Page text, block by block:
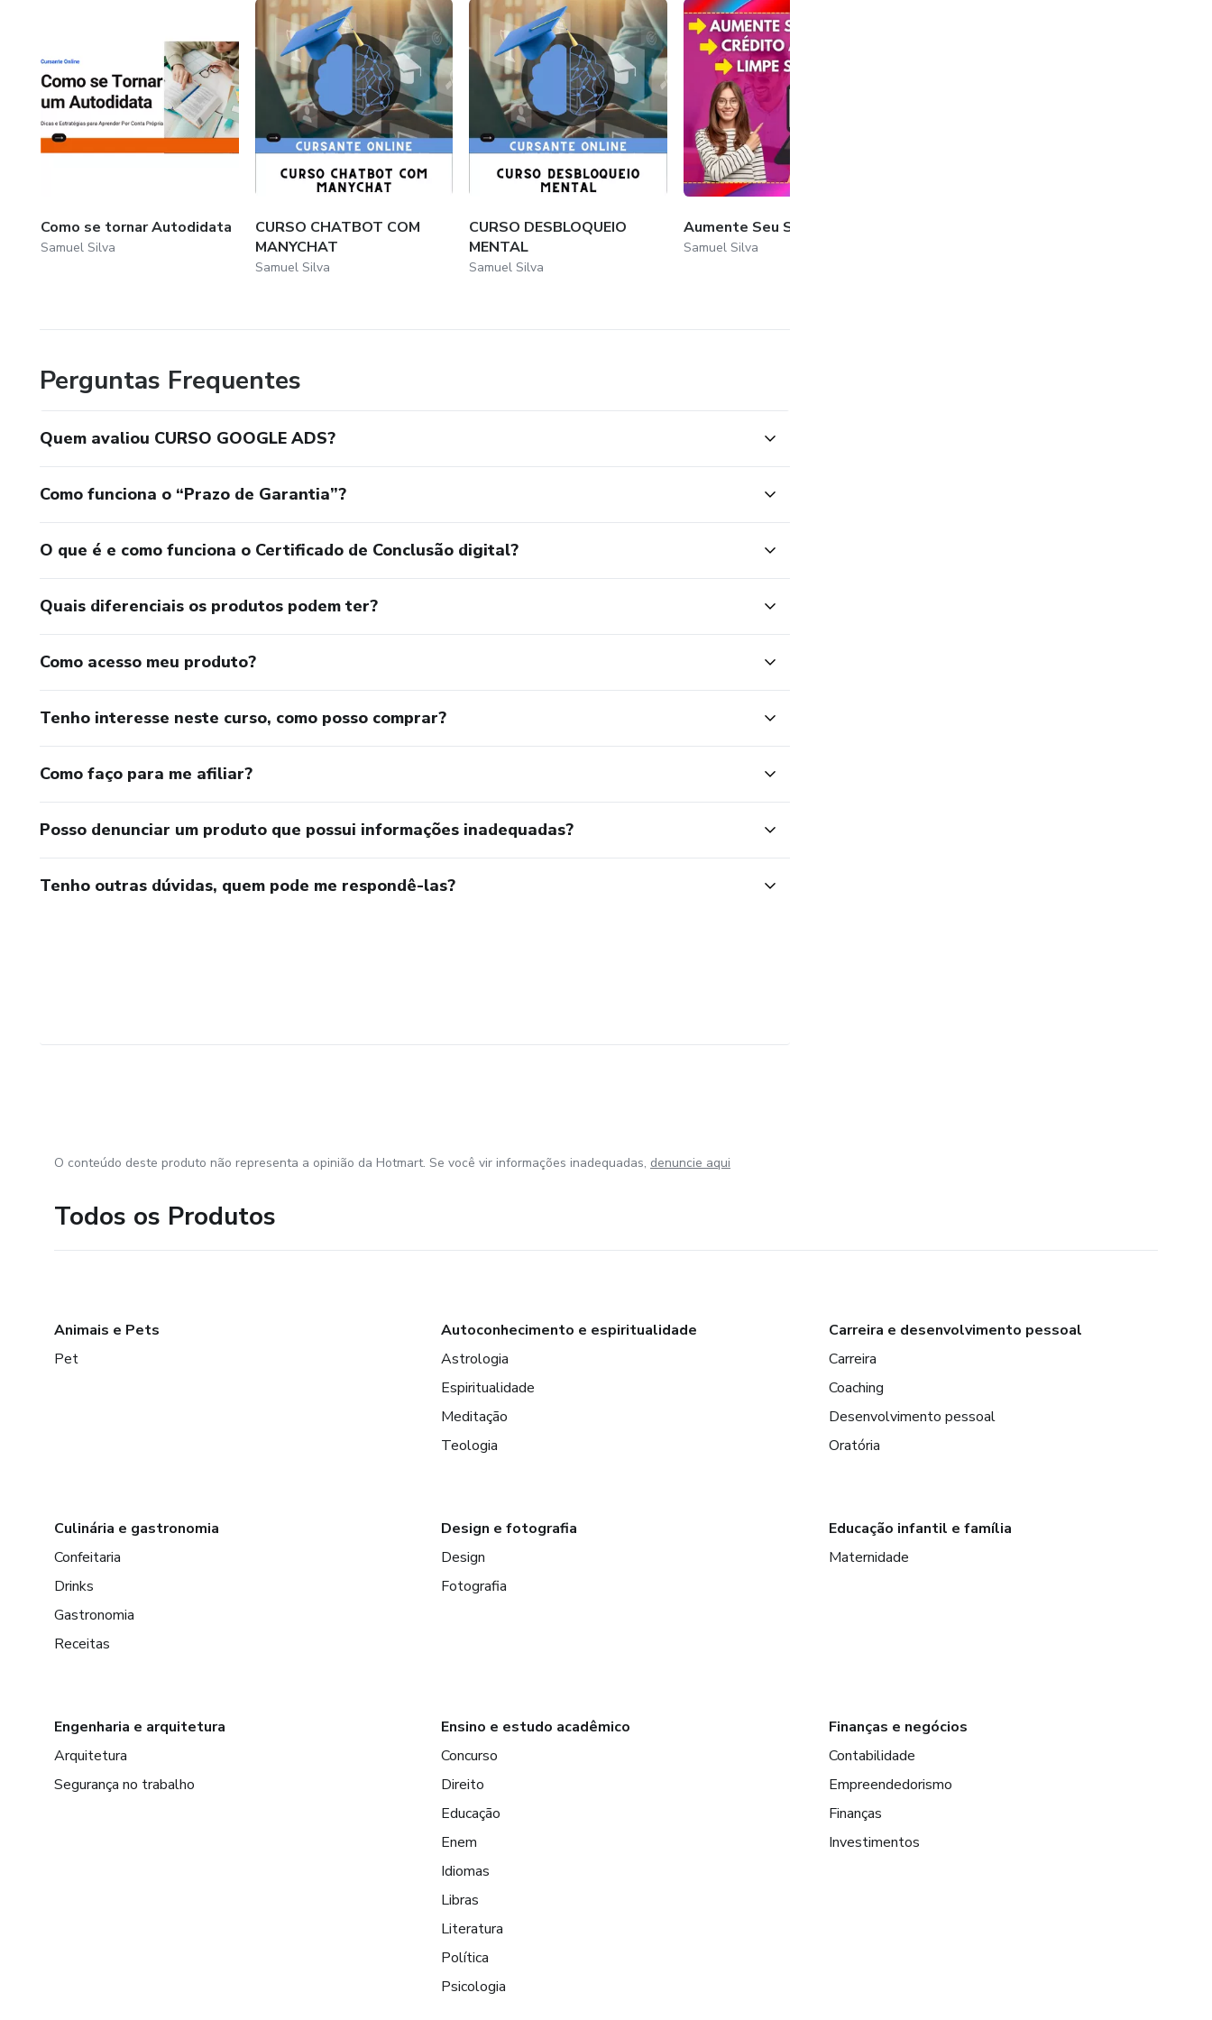
Como se tornar Autodidata
Samuel Silva
CURSO CHATBOT COM
MANYCHAT
Samuel Silva
CURSO DESBLOQUEIO
MENTAL
Samuel Silva
Aumente Seu Score
Samuel Silva
Perguntas Frequentes
Quem avaliou CURSO GOOGLE ADS?
Como funciona o “Prazo de Garantia”?
O que é e como funciona o Certificado de Conclusão digital?
Quais diferenciais os produtos podem ter?
Como acesso meu produto?
Tenho interesse neste curso, como posso comprar?
Como faço para me afiliar?
Posso denunciar um produto que possui informações inadequadas?
Tenho outras dúvidas, quem pode me respondê-las?
O conteúdo deste produto não representa a opinião da Hotmart. Se você vir informações inadequadas, denuncie aqui
Todos os Produtos
Animais e Pets
Pet
Autoconhecimento e espiritualidade
Astrologia
Espiritualidade
Meditação
Teologia
Carreira e desenvolvimento pessoal
Carreira
Coaching
Desenvolvimento pessoal
Oratória
Culinária e gastronomia
Confeitaria
Drinks
Gastronomia
Receitas
Design e fotografia
Design
Fotografia
Educação infantil e família
Maternidade
Engenharia e arquitetura
Arquitetura
Segurança no trabalho
Ensino e estudo acadêmico
Concurso
Direito
Educação
Enem
Idiomas
Libras
Literatura
Política
Psicologia
Finanças e negócios
Contabilidade
Empreendedorismo
Finanças
Investimentos